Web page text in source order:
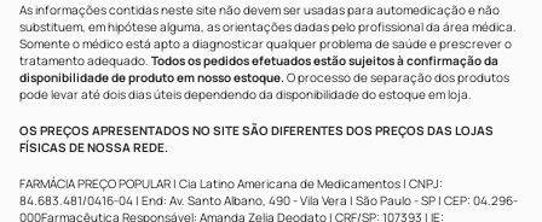
As informações contidas neste site não devem ser usadas para automedicação e não
substituem, em hipótese alguma, as orientações dadas pelo profissional da área médica.
Somente o médico está apto a diagnosticar qualquer problema de saúde e prescrever o
tratamento adequado. Todos os pedidos efetuados estão sujeitos à confirmação da
disponibilidade de produto em nosso estoque.O processo de separação dos produtos
pode levar até dois dias úteis dependendo da disponibilidade do estoque em loja.
OS PREÇOS APRESENTADOS NO SITE SÃO DIFERENTES DOS PREÇOS DAS LOJAS
FÍSICAS DE NOSSA REDE.
FARMÁCIA PREÇO POPULAR | Cia Latino Americana de Medicamentos | CNPJ:
84.683.481/0416-04 | End: Av. Santo Albano, 490 - Vila Vera | São Paulo - SP | CEP: 04.296-
000Farmacêutica Responsável: Amanda Zelia Deodato | CRF/SP: 107393 | IE: